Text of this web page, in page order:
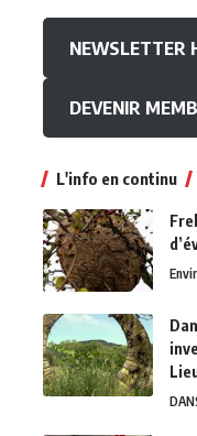
NEWSLETTER
DEVENIR
L'info en continu